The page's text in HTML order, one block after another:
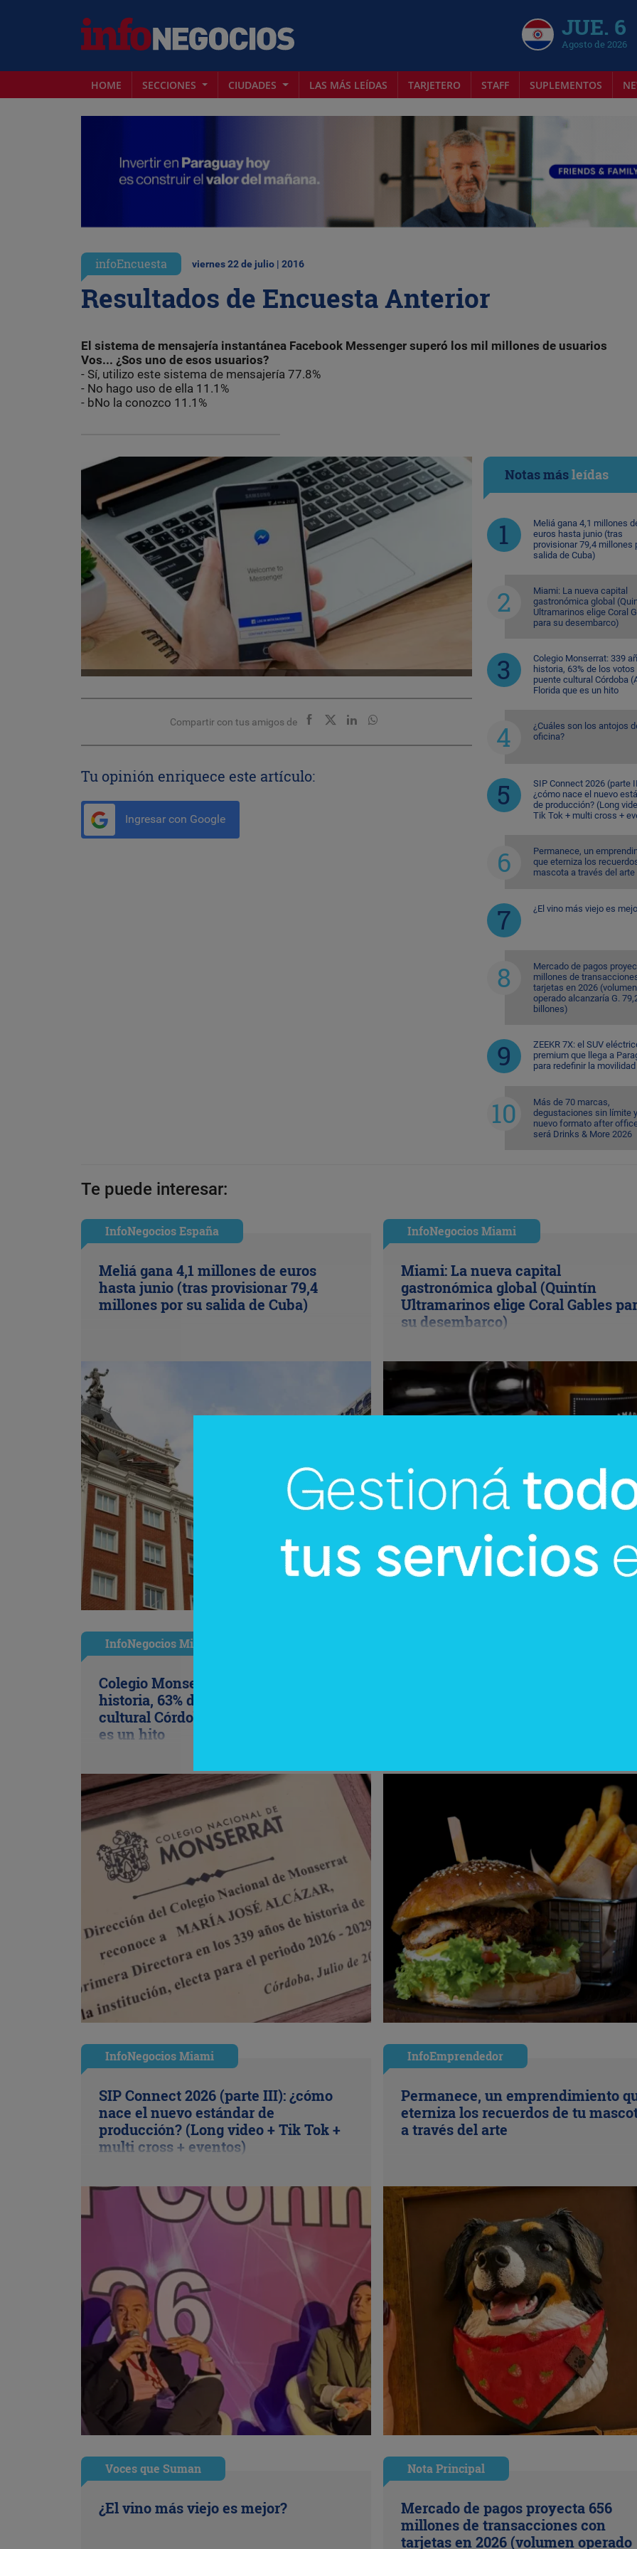
JUE. 6
Agosto de 2026
HOME SECCIONES CIUDADES LAS MÁS LEÍDAS TARJETERO STAFF SUPLEMENTOS
infoEncuesta viernes 22 de julio | 2016
Resultados de Encuesta Anterior
El sistema de mensajería instantánea Facebook Messenger superó los mil millones de usuarios
Vos... ¿Sos uno de esos usuarios?
- Sí, utilizo este sistema de mensajería 77.8%
- No hago uso de ella 11.1%
- bNo la conozco 11.1%
Compartir con tus amigos de
Tu opinión enriquece este artículo:
Ingresar con Google
Notas másleídas
Meliá gana 4,1 millones
euros hasta junio (tras
provisionar 79,4 millones
salida de Cuba)
Miami: La nueva capital
gastronómica global
Ultramarinos elige Coral
para su desembarco)
Colegio Monserrat: 339
historia, 63% de los votos
puente cultural Córdoba
Florida que es un hito
¿Cuáles son los antojos
oficina?
SIP Connect 2026 (parte
¿cómo nace el nuevo
de producción? (Long
Tik Tok + multi cross +
Permanece, un
que eterniza los
mascota a través del arte
¿El vino más viejo es
Mercado de pagos
millones de
tarjetas en 2026 (volumen
operado alcanzaría G.
billones)
ZEEKR 7X: el SUV
premium que llega a
para redefinir la movilidad
Más de 70 marcas,
degustaciones sin límite
nuevo formato after
será Drinks & More 2026
Te puede interesar:
InfoNegocios España
Meliá gana 4,1 millones de euros
hasta junio (tras provisionar 79,4
millones por su salida de Cuba)
InfoNegocios Miami
Miami: La nueva capital
gastronómica global (Quintín
Ultramarinos elige Coral Gables
su desembarco)
InfoNegocios Miami
Colegio Monserrat: 339 años de
historia, 63% de los votos y un puente
cultural Córdoba (Arg) y Florida que
es un hito
InfoNegocios Miami
SIP Connect 2026 (parte III): ¿cómo
nace el nuevo estándar de
producción? (Long video + Tik Tok +
multi cross + eventos)
InfoEmprendedor
Permanece, un emprendimiento
eterniza los recuerdos de tu
a través del arte
Voces que Suman
¿El vino más viejo es mejor?
Nota Principal
Mercado de pagos proyecta 656
millones de transacciones con
tarjetas en 2026 (volumen operado